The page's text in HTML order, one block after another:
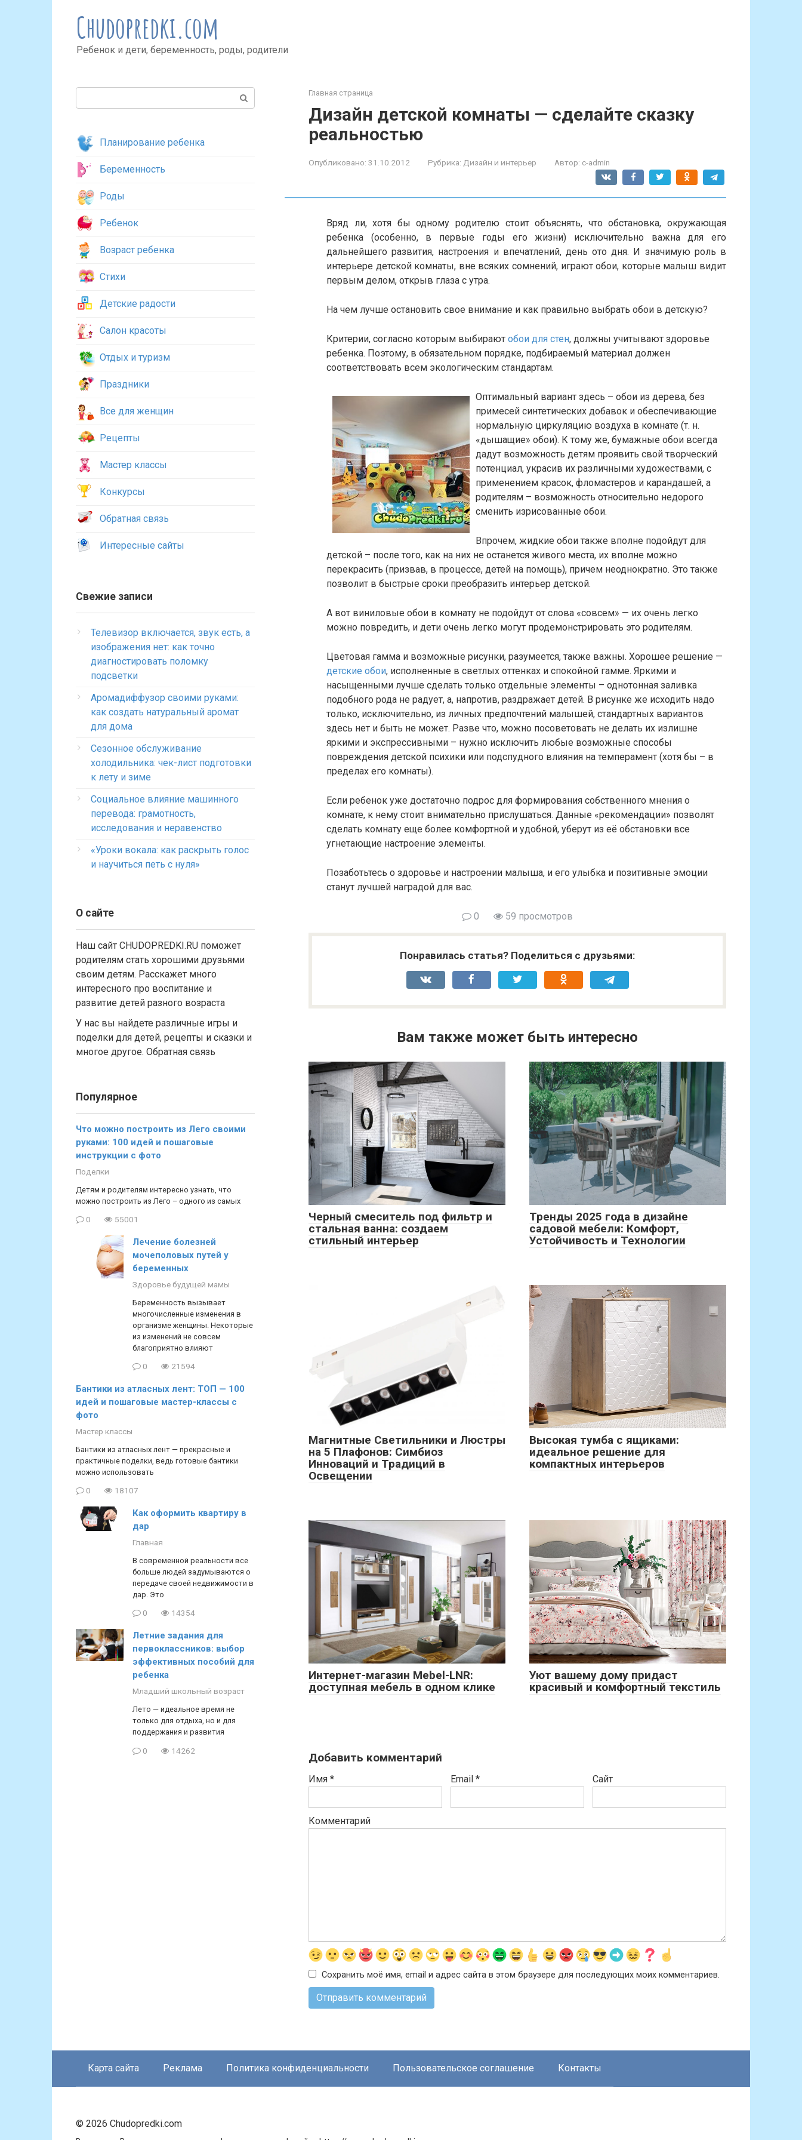
Chudopredki.com
Ребенок и дети, беременность, роды, родители
Главная страница
Дизайн детской комнаты — сделайте сказку
реальностью
Опубликовано: 31.10.2012 Рубрика: Дизайн и интерьер Автор: c-admin
Вряд ли, хотя бы одному родителю стоит объяснять, что обстановка, окружающая
ребенка (особенно, в первые годы его жизни) исключительно важна для его
дальнейшего развития, настроения и впечатлений, день ото дня. И значимую роль в
интерьере детской комнаты, вне всяких сомнений, играют обои, которые малыш видит
первым делом, открыв глаза с утра.
На чем лучше остановить свое внимание и как правильно выбрать обои в детскую?
Критерии, согласно которым выбирают обои для стен, должны учитывают здоровье
ребенка. Поэтому, в обязательном порядке, подбираемый материал должен
соответствовать всем экологическим стандартам.
Оптимальный вариант здесь – обои из дерева, без
примесей синтетических добавок и обеспечивающие
нормальную циркуляцию воздуха в комнате (т. н.
«дышащие» обои). К тому же, бумажные обои всегда
дадут возможность детям проявить свой творческий
потенциал, украсив их различными художествами, с
применением красок, фломастеров и карандашей, а
родителям – возможность относительно недорого
сменить изрисованные обои.
Впрочем, жидкие обои также вполне подойдут для
детской – после того, как на них не останется живого места, их вполне можно
перекрасить (призвав, в процессе, детей на помощь), причем неоднократно. Это также
позволит в быстрые сроки преобразить интерьер детской.
А вот виниловые обои в комнату не подойдут от слова «совсем» — их очень легко
можно повредить, и дети очень легко могут продемонстрировать это родителям.
Цветовая гамма и возможные рисунки, разумеется, также важны. Хорошее решение —
детские обои, исполненные в светлых оттенках и спокойной гамме. Яркими и
насыщенными лучше сделать только отдельные элементы – однотонная заливка
подобного рода не радует, а, напротив, раздражает детей. В рисунке же исходить надо
только, исключительно, из личных предпочтений малышей, стандартных вариантов
здесь нет и быть не может. Разве что, можно посоветовать не делать их излишне
яркими и экспрессивными – нужно исключить любые возможные способы
повреждения детской психики или подспудного влияния на темперамент (хотя бы – в
пределах его комнаты).
Если ребенок уже достаточно подрос для формирования собственного мнения о
комнате, к нему стоит внимательно прислушаться. Данные «рекомендации» позволят
сделать комнату еще более комфортной и удобной, уберут из её обстановки все
угнетающие настроение элементы.
Позаботьтесь о здоровье и настроении малыша, и его улыбка и позитивные эмоции
станут лучшей наградой для вас.
0 59 просмотров
Понравилась статья? Поделиться с друзьями:
Вам также может быть интересно
Черный смеситель под фильтр и
стальная ванна: создаем
стильный интерьер
Тренды 2025 года в дизайне
садовой мебели: Комфорт,
Устойчивость и Технологии
Магнитные Светильники и Люстры
на 5 Плафонов: Симбиоз
Инноваций и Традиций в
Освещении
Высокая тумба с ящиками:
идеальное решение для
компактных интерьеров
Интернет-магазин Mebel-LNR:
доступная мебель в одном клике
Уют вашему дому придаст
красивый и комфортный текстиль
Добавить комментарий
Имя * Email * Сайт
Комментарий
Сохранить моё имя, email и адрес сайта в этом браузере для последующих моих комментариев.
Планирование ребенка
Беременность
Роды
Ребенок
Возраст ребенка
Стихи
Детские радости
Салон красоты
Отдых и туризм
Праздники
Все для женщин
Рецепты
Мастер классы
Конкурсы
Обратная связь
Интересные сайты
Свежие записи
Телевизор включается, звук есть, а
изображения нет: как точно
диагностировать поломку
подсветки
Аромадиффузор своими руками:
как создать натуральный аромат
для дома
Сезонное обслуживание
холодильника: чек-лист подготовки
к лету и зиме
Социальное влияние машинного
перевода: грамотность,
исследования и неравенство
«Уроки вокала: как раскрыть голос
и научиться петь с нуля»
О сайте
Наш сайт CHUDOPREDKI.RU поможет
родителям стать хорошими друзьями
своим детям. Расскажет много
интересного про воспитание и
развитие детей разного возраста
У нас вы найдете различные игры и
поделки для детей, рецепты и сказки и
многое другое. Обратная связь
Популярное
Что можно построить из Лего своими
руками: 100 идей и пошаговые
инструкции с фото
Поделки
Детям и родителям интересно узнать, что
можно построить из Лего – одного из самых
0 55001
Лечение болезней
мочеполовых путей у
беременных
Здоровье будущей мамы
Беременность вызывает
многочисленные изменения в
организме женщины. Некоторые
из изменений не совсем
благоприятно влияют
0 21594
Бантики из атласных лент: ТОП — 100
идей и пошаговые мастер-классы с
фото
Мастер классы
Бантики из атласных лент — прекрасные и
практичные поделки, ведь готовые бантики
можно использовать
0 18107
Как оформить квартиру в
дар
Главная
В современной реальности все
больше людей задумываются о
передаче своей недвижимости в
дар. Это
0 14354
Летние задания для
первоклассников: выбор
эффективных пособий для
ребенка
Младший школьный возраст
Лето — идеальное время не
только для отдыха, но и для
поддержания и развития
0 14262
Карта сайта Реклама Политика конфиденциальности Пользовательское соглашение Контакты
© 2026 Chudopredki.com